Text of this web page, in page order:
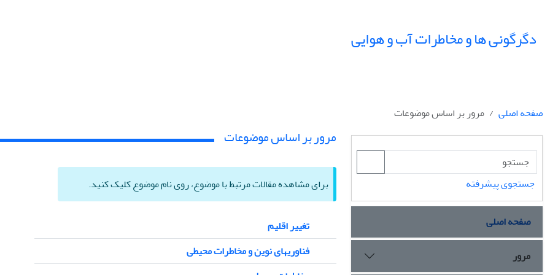
دگرگونی ها و مخاطرات آب و هوایی
صفحه اصلی مرور بر اساس موضوعات
جستجوی پیشرفته
صفحه اصلی
مرور
مرور بر اساس موضوعات
برای مشاهده مقالات مرتبط با موضوع، روی نام موضوع کلیک کنید.
تغییر اقلیم
فناوریهای نوین و مخاطرات محیطی